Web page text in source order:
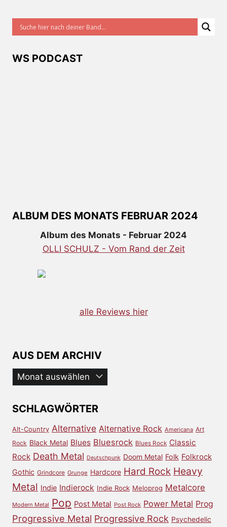
WS PODCAST
ALBUM DES MONATS FEBRUAR 2024
Album des Monats - Februar 2024
OLLI SCHULZ - Vom Rand der Zeit
alle Reviews hier
AUS DEM ARCHIV
Aus
dem
SCHLAGWÖRTER
Alt-Country Alternative Alternative Rock Americana Art
Rock Black Metal Blues Bluesrock Blues Rock Classic
Rock Death Metal Deutschpunk Doom Metal Folk Folkrock
Gothic Grindcore Grunge Hardcore Hard Rock Heavy
Metal Indie Indierock Indie Rock Meloprog Metalcore
Modern Metal Pop Post Metal Post Rock Power Metal Prog
Progressive Metal Progressive Rock Psychedelic